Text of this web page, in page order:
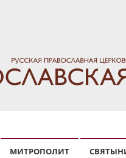
МИТРОПОЛИТ